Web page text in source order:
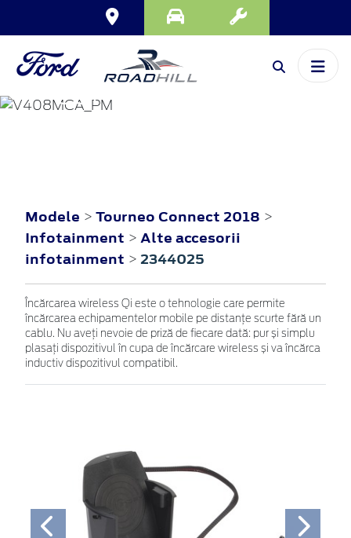
TOURNEO
CONNECT
Modele > Tourneo Connect 2018 >
Infotainment > Alte accesorii
infotainment > 2344025
Încărcarea wireless Qi este o tehnologie care permite
încărcarea echipamentelor mobile pe distanțe scurte fără un
cablu. Nu aveți nevoie de priză de fiecare dată: pur și simplu
plasați dispozitivul în cupa de încărcare wireless și va încărca
inductiv dispozitivul compatibil.